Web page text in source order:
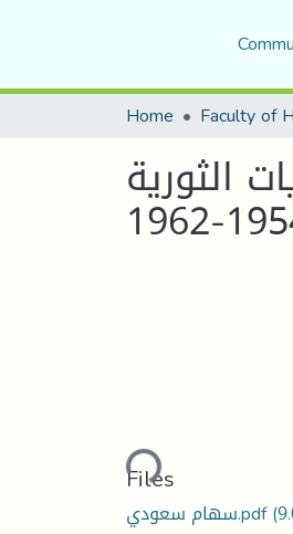
Home
الثورية
Loading...
Files
سهام سعودي.pdf